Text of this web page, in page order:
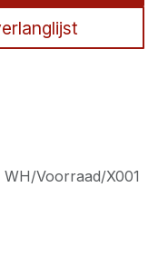
WH/Voorraad/X001